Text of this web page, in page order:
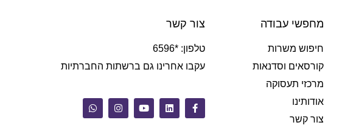
מחפשי עבודה
חיפוש משרות
קורסאים וסדנאות
מרכזי תעסוקה
אודותינו
צור קשר
צור קשר
טלפון: *6596
עקבו אחרינו גם ברשתות החברתיות